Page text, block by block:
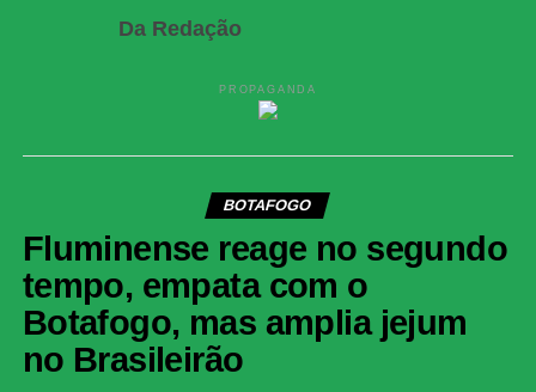
Da Redação
PROPAGANDA
BOTAFOGO
Fluminense reage no segundo
tempo, empata com o
Botafogo, mas amplia jejum
no Brasileirão